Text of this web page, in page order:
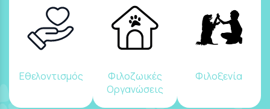
Εθελοντισμός
Φιλοζωικές
Οργανώσεις
Φιλοξενία